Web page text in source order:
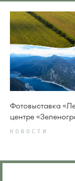
Фотовыставка
центре
НОВОСТИ